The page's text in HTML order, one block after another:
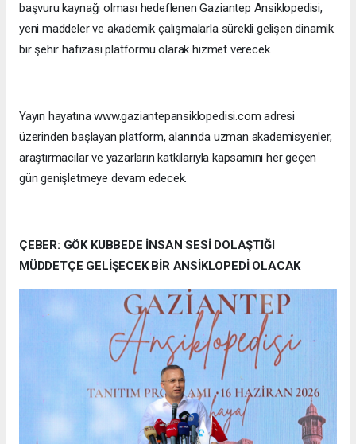
başvuru kaynağı olması hedeflenen Gaziantep Ansiklopedisi,
yeni maddeler ve akademik çalışmalarla sürekli gelişen dinamik
bir şehir hafızası platformu olarak hizmet verecek.
Yayın hayatına www.gaziantepansiklopedisi.com adresi
üzerinden başlayan platform, alanında uzman akademisyenler,
araştırmacılar ve yazarların katkılarıyla kapsamını her geçen
gün genişletmeye devam edecek.
ÇEBER: GÖK KUBBEDE İNSAN SESİ DOLAŞTIĞI
MÜDDETÇE GELİŞECEK BİR ANSİKLOPEDİ OLACAK